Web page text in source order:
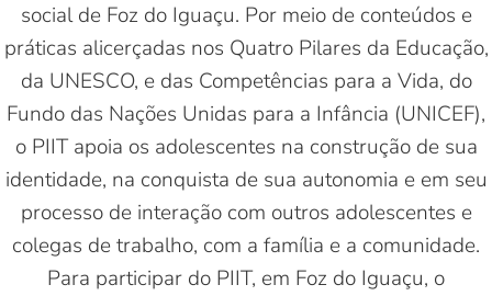
social de Foz do Iguaçu. Por meio de conteúdos e
práticas alicerçadas nos Quatro Pilares da Educação,
da UNESCO, e das Competências para a Vida, do
Fundo das Nações Unidas para a Infância (UNICEF),
o PIIT apoia os adolescentes na construção de sua
identidade, na conquista de sua autonomia e em seu
processo de interação com outros adolescentes e
colegas de trabalho, com a família e a comunidade.
Para participar do PIIT, em Foz do Iguaçu, o